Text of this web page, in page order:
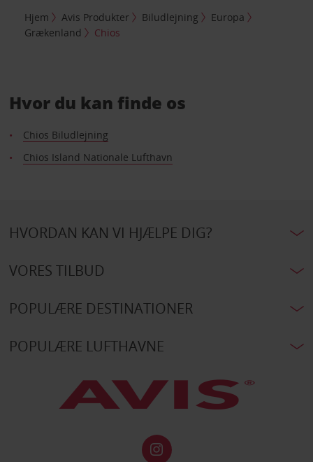
Hjem Avis Produkter Biludlejning
Europa
Grækenland
Chios
Hvor du kan finde os
Chios Biludlejning
Chios Island Nationale Lufthavn
HVORDAN KAN VI HJÆLPE DIG?
VORES TILBUD
POPULÆRE DESTINATIONER
POPULÆRE LUFTHAVNE